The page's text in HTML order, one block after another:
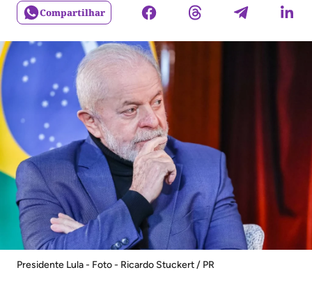
Compartilhar
Presidente Lula - Foto - Ricardo Stuckert / PR